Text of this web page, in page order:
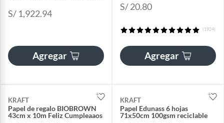
S/ 1,922.94
Agregar
S/ 20.80
(1924)
Agregar
KRAFT
Papel de regalo BIOBROWN
43cm x 10m Feliz Cumpleaaos
KRAFT
Papel Edunass 6 hojas
71x50cm 100gsm reciclable